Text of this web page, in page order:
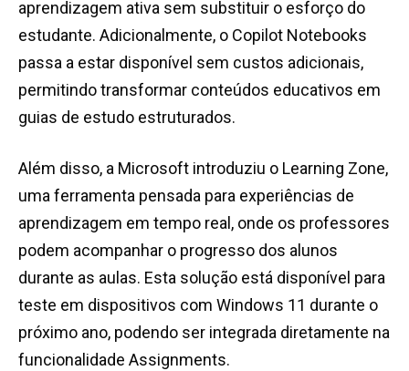
aprendizagem ativa sem substituir o esforço do
estudante. Adicionalmente, o Copilot Notebooks
passa a estar disponível sem custos adicionais,
permitindo transformar conteúdos educativos em
guias de estudo estruturados.
Além disso, a Microsoft introduziu o Learning Zone,
uma ferramenta pensada para experiências de
aprendizagem em tempo real, onde os professores
podem acompanhar o progresso dos alunos
durante as aulas. Esta solução está disponível para
teste em dispositivos com Windows 11 durante o
próximo ano, podendo ser integrada diretamente na
funcionalidade Assignments.